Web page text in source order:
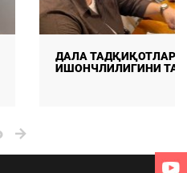
СИФАТИ ВА